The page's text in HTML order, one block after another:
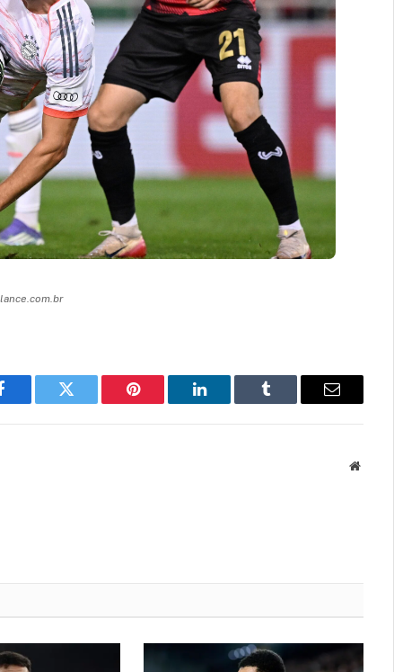
Twitter Pinterest LinkedIn Tumblr Email
Website